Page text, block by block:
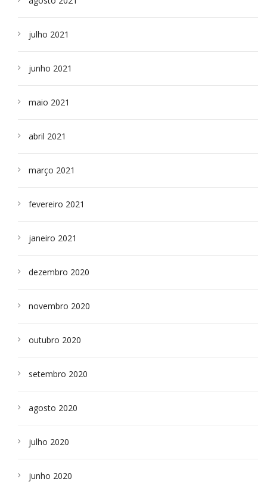
julho 2021
junho 2021
maio 2021
abril 2021
março 2021
fevereiro 2021
janeiro 2021
dezembro 2020
novembro 2020
outubro 2020
setembro 2020
agosto 2020
julho 2020
junho 2020